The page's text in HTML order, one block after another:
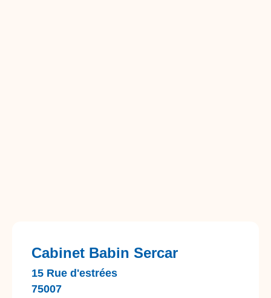
Cabinet Babin Sercar
15 Rue d'estrées
75007